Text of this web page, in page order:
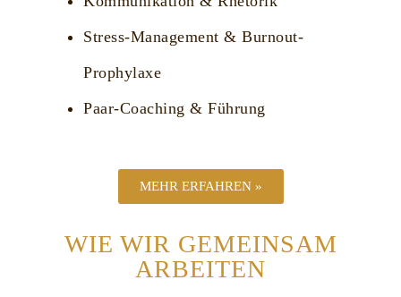
Stress-Management & Burnout-
Prophylaxe
Paar-Coaching & Führung
MEHR ERFAHREN »
WIE WIR GEMEINSAM
ARBEITEN